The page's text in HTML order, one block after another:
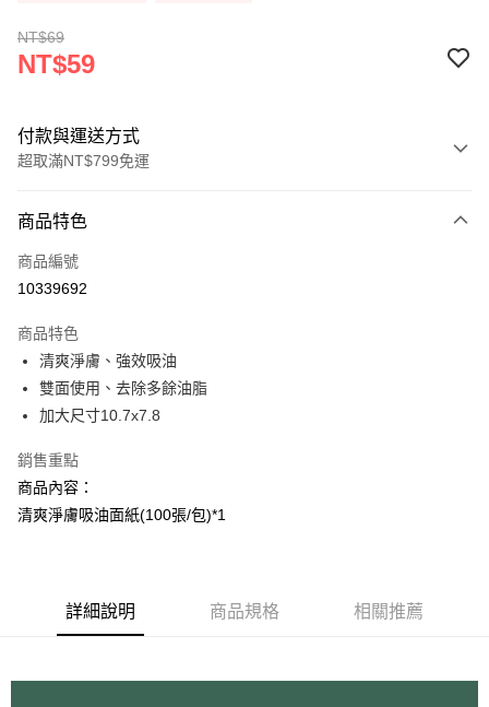
NT$69
NT$59
付款與運送方式
超取滿NT$799免運
信用卡一次付款
超商取貨付款
Apple Pay
街口支付
AFTEE先享後付
相關說明
【關於「AFTEE先享後付」】
２．便利：只要手機號碼，簡訊認證，即可結帳。
１．於結帳方式選擇「AFTEE先享後付」後，將跳轉至「AFTEE先享後付」
每筆NT$100，滿NT$799(含以上)免運費
商品特色
商品編號
10339692
商品特色
清爽淨膚、強效吸油
雙面使用、去除多餘油脂
加大尺寸10.7x7.8
銷售重點
商品內容：
清爽淨膚吸油面紙(100張/包)*1
詳細說明 商品規格 相關推薦